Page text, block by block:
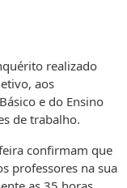
realizado
aos
e do Ensino
de trabalho.
confirmam que
professores na sua